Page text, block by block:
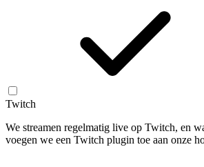
Twitch
We streamen regelmatig live op Twitch, en
voegen we een Twitch plugin toe aan onze